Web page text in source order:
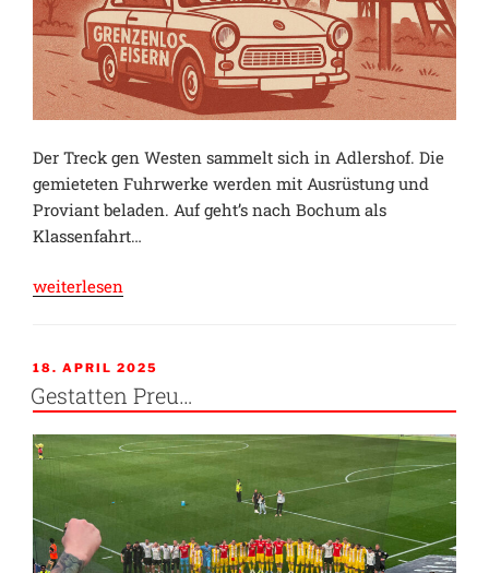
Der Treck gen Westen sammelt sich in Adlershof. Die
gemieteten Fuhrwerke werden mit Ausrüstung und
Proviant beladen. Auf geht’s nach Bochum als
Klassenfahrt…
„Keen
die
Zechenpreller“
weiterlesen
VERÖFFENTLICHT
AM
18. APRIL 2025
Gestatten Preu…